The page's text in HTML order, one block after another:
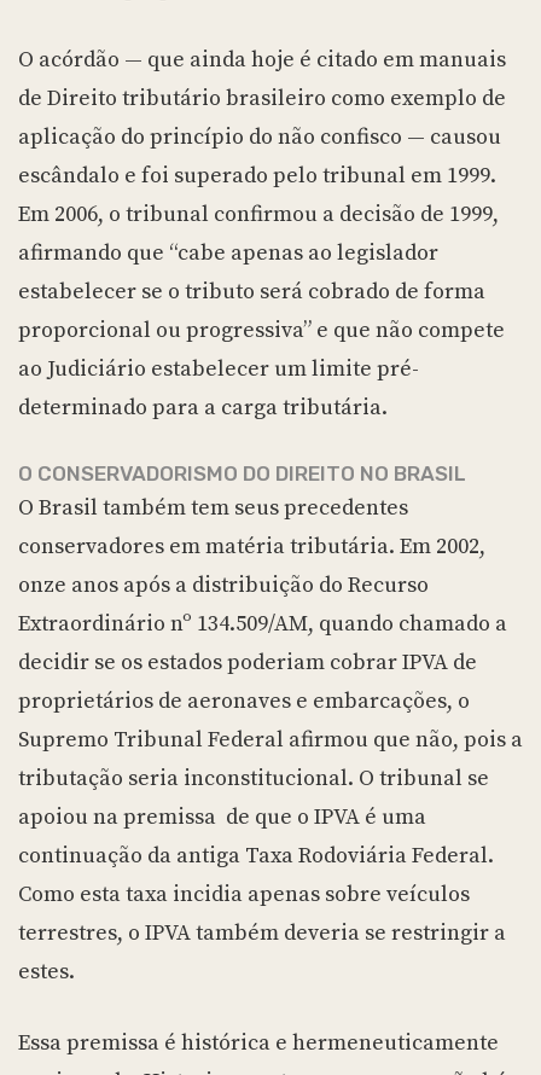
O acórdão — que ainda hoje é citado em manuais
de Direito tributário brasileiro como exemplo de
aplicação do princípio do não confisco — causou
escândalo e foi superado pelo tribunal em 1999.
Em 2006, o tribunal confirmou a decisão de 1999,
afirmando que “cabe apenas ao legislador
estabelecer se o tributo será cobrado de forma
proporcional ou progressiva” e que não compete
ao Judiciário estabelecer um limite pré-
determinado para a carga tributária.
O CONSERVADORISMO DO DIREITO NO BRASIL
O Brasil também tem seus precedentes
conservadores em matéria tributária. Em 2002,
onze anos após a distribuição do Recurso
Extraordinário nº 134.509/AM, quando chamado a
decidir se os estados poderiam cobrar IPVA de
proprietários de aeronaves e embarcações, o
Supremo Tribunal Federal afirmou que não, pois a
tributação seria inconstitucional. O tribunal se
apoiou na premissa de que o IPVA é uma
continuação da antiga Taxa Rodoviária Federal.
Como esta taxa incidia apenas sobre veículos
terrestres, o IPVA também deveria se restringir a
estes.
Essa premissa é histórica e hermeneuticamente